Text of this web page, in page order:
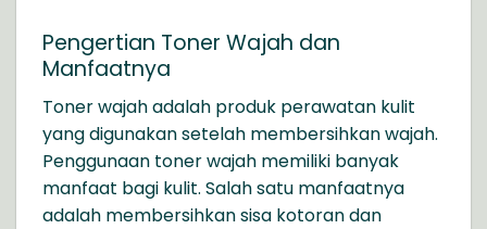
Pengertian Toner Wajah dan
Manfaatnya
Toner wajah adalah produk perawatan kulit
yang digunakan setelah membersihkan wajah.
Penggunaan toner wajah memiliki banyak
manfaat bagi kulit. Salah satu manfaatnya
adalah membersihkan sisa kotoran dan